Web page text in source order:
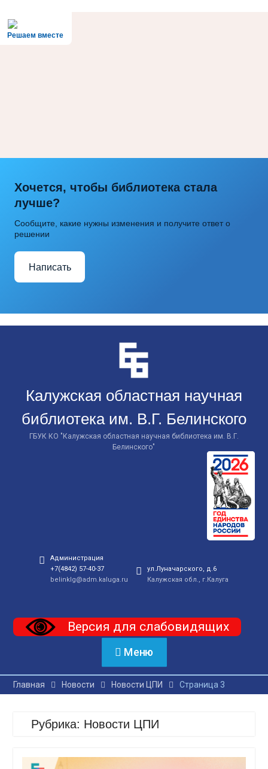
Решаем вместе
Хочется, чтобы библиотека стала
лучше?
Сообщите, какие нужны изменения и получите ответ о
решении
Написать
Калужская областная научная
библиотека им. В.Г. Белинского
ГБУК КО "Калужская областная научная библиотека им. В.Г.
Белинского"
Администрация
+7(4842) 57-40-37
belinklg@adm.kaluga.ru
ул.Луначарского, д.6
Калужская обл., г.Калуга
Версия для слабовидящих
Меню
Главная Новости Новости ЦПИ Страница 3
Рубрика: Новости ЦПИ